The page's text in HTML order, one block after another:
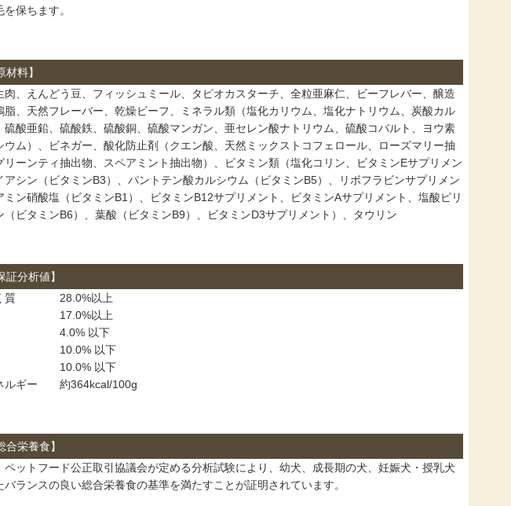
を保ちます。
材料】
肉、えんどう豆、フィッシュミール、タピオカスターチ、全粒亜麻仁、ビーフレバー、醸造
脂、天然フレーバー、乾燥ビーフ、ミネラル類（塩化カリウム、塩化ナトリウム、炭酸カル
硫酸亜鉛、硫酸鉄、硫酸銅、硫酸マンガン、亜セレン酸ナトリウム、硫酸コバルト、ヨウ素
ウム）、ビネガー、酸化防止剤（クエン酸、天然ミックストコフェロール、ローズマリー抽
リーンティ抽出物、スペアミント抽出物）、ビタミン類（塩化コリン、ビタミンEサプリメン
アシン（ビタミンB3）、パントテン酸カルシウム（ビタミンB5）、リボフラビンサプリメン
ミン硝酸塩（ビタミンB1）、ビタミンB12サプリメント、ビタミンAサプリメント、塩酸ピリ
（ビタミンB6）、葉酸（ビタミンB9）、ビタミンD3サプリメント）、タウリン
証分析値】
く質 28.0%以上
17.0%以上
4.0% 以下
10.0% 以下
10.0% 以下
ルギー 約364kcal/100g
合栄養食】
ペットフード公正取引協議会が定める分析試験により、幼犬、成長期の犬、妊娠犬・授乳犬
バランスの良い総合栄養食の基準を満たすことが証明されています。